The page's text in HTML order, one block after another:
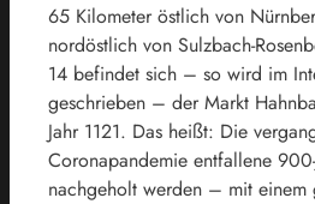
65 Kilometer östlich von
nordöstlich von Sulzbach-
14 befindet sich – so wird im
geschrieben – der Markt
Jahr 1121. Das heißt: Die
Coronapandemie entfallene
nachgeholt werden – mit einem